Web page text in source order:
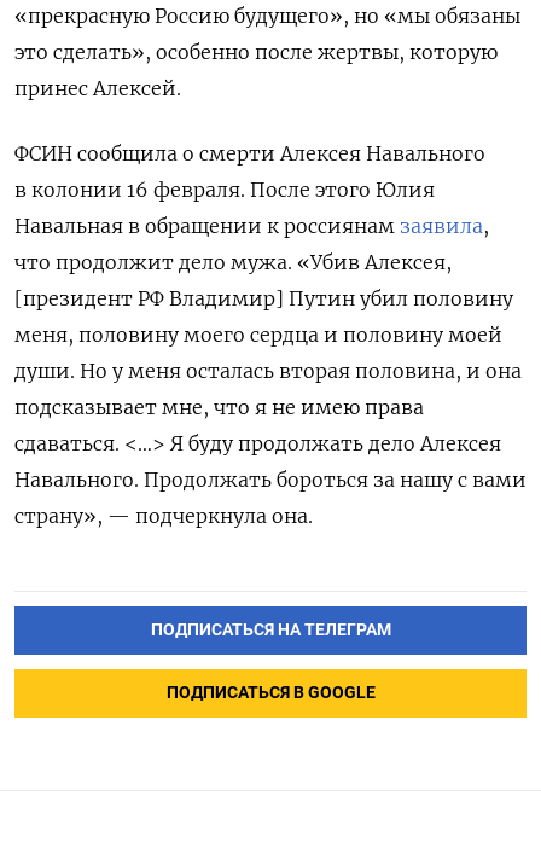
«прекрасную Россию будущего», но «мы обязаны
это сделать», особенно после жертвы, которую
принес Алексей.
ФСИН сообщила о смерти Алексея Навального
в колонии 16 февраля. После этого Юлия
Навальная в обращении к россиянам заявила,
что продолжит дело мужа. «Убив Алексея,
[президент РФ Владимир] Путин убил половину
меня, половину моего сердца и половину моей
души. Но у меня осталась вторая половина, и она
подсказывает мне, что я не имею права
сдаваться. <…> Я буду продолжать дело Алексея
Навального. Продолжать бороться за нашу с вами
страну», — подчеркнула она.
ПОДПИСАТЬСЯ НА ТЕЛЕГРАМ
ПОДПИСАТЬСЯ В GOOGLE